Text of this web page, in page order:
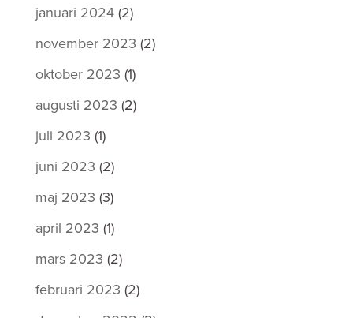
januari 2024(2)
november 2023 (2)
oktober 2023 (1)
augusti 2023 (2)
juli 2023 (1)
juni 2023 (2)
maj 2023 (3)
april 2023 (1)
mars 2023 (2)
februari 2023 (2)